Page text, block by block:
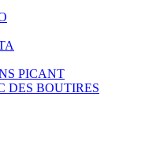
PICANT
DES BOUTIRES